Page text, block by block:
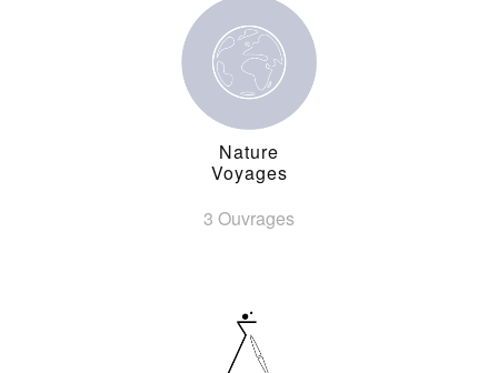
Nature
Voyages
3 Ouvrages